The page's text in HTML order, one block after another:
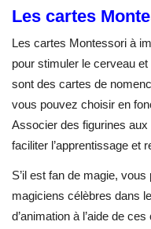
Les cartes
Les cartes Montessori à
pour stimuler le cerveau
sont des cartes de
vous pouvez choisir en
Associer des figurines
faciliter l’apprentissage et
S’il est fan de magie,
magiciens célèbres dans
d’animation à l’aide de